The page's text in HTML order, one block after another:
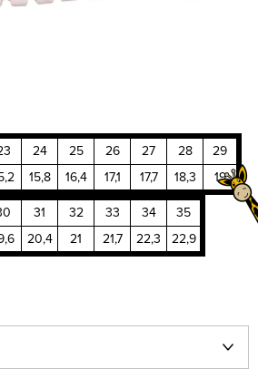
24 25 26 27 28
29
15,8 16,4 17,1 17,7 18,3
19
31 32 33 34
35
20,4 21 21,7 22,3
22,9